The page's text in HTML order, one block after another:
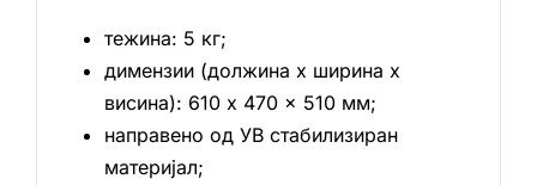
тежина: 5 кг;
димензии (должина х ширина х
висина): 610 x 470 x 510 мм;
направено од УВ стабилизиран
материјал;